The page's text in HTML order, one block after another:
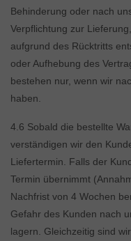
Behinderung oder nach
Verpflichtung zur
aufgrund des Rücktritts
oder Aufhebung des
bestehen nur, wenn wir
haben.
4.6 Sobald die bestellte
verständigen wir den
Liefertermin. Falls der
Termin übernimmt
Nachfrist von 4 Wochen
Gefahr des Kunden nach
lagern. Gleichzeitig sind